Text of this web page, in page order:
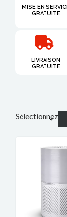
MISE EN
GRATUITE
LIVRAISON
GRATUITE​
Sélectionnez